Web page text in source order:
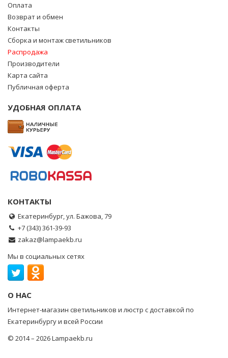
Оплата
Возврат и обмен
Контакты
Сборка и монтаж светильников
Распродажа
Производители
Карта сайта
Публичная оферта
УДОБНАЯ ОПЛАТА
КОНТАКТЫ
Екатеринбург, ул. Бажова, 79
+7 (343) 361-39-93
zakaz@lampaekb.ru
Мы в социальных сетях
О НАС
Интернет-магазин светильников и люстр с доставкой по
Екатеринбургу и всей России
© 2014 – 2026 Lampaekb.ru